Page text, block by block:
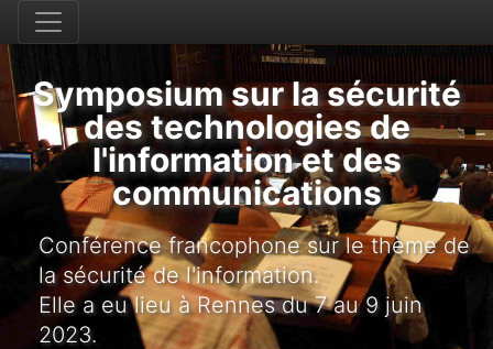
Symposium sur la sécurité
des technologies de
l'information et des
communications
Conférence francophone sur le thème de
la sécurité de l'information.
Elle a eu lieu à Rennes du 7 au 9 juin
2023.